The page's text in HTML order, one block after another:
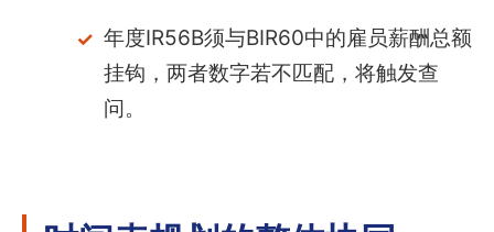
年度IR56B须与BIR60中的雇员薪酬总额
挂钩，两者数字若不匹配，将触发查
问。